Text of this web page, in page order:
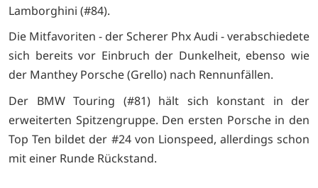
Lamborghini (#84).
Die Mitfavoriten - der Scherer Phx Audi - verabschiedete
sich bereits vor Einbruch der Dunkelheit, ebenso wie
der Manthey Porsche (Grello) nach Rennunfällen.
Der BMW Touring (#81) hält sich konstant in der
erweiterten Spitzengruppe. Den ersten Porsche in den
Top Ten bildet der #24 von Lionspeed, allerdings schon
mit einer Runde Rückstand.